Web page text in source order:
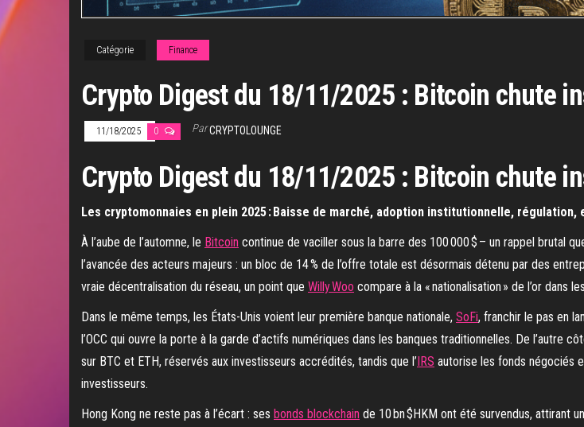
Catégorie Finance
Crypto Digest du 18/11/2025 : Bitcoin chute
11/18/2025 0 ParCRYPTOLOUNGE
Crypto Digest du 18/11/2025 : Bitcoin chute
Les cryptomonnaies en plein 2025 : Baisse de marché, adoption institutionnelle, régulation,
À l’aube de l’automne, le Bitcoin continue de vaciller sous la barre des 100 000 $ – un rappel brutal
l’avancée des acteurs majeurs : un bloc de 14 % de l’offre totale est désormais détenu par des
vraie décentralisation du réseau, un point que Willy Woo compare à la « nationalisation » de l’or dans
Dans le même temps, les États-Unis voient leur première banque nationale, SoFi, franchir le pas en
l’OCC qui ouvre la porte à la garde d’actifs numériques dans les banques traditionnelles. De l’autre
sur BTC et ETH, réservés aux investisseurs accrédités, tandis que l’IRS autorise les fonds négociés
investisseurs.
Hong Kong ne reste pas à l’écart : ses bonds blockchain de 10 bn $HKM ont été survendus, attirant